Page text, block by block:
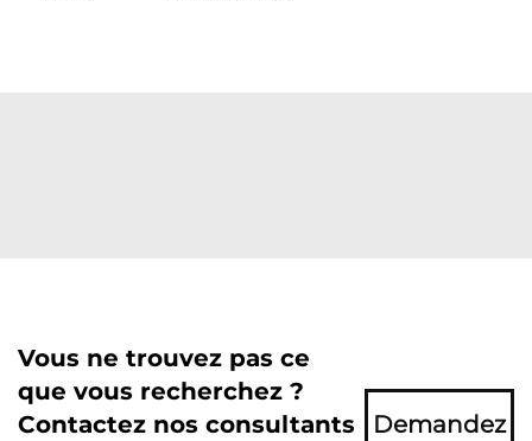
Vous ne trouvez pas ce
que vous recherchez ?
Contactez nos consultants
Demandez